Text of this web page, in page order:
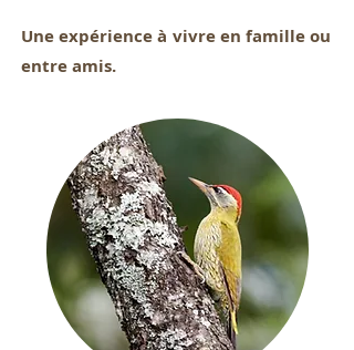
Une expérience à vivre en famille ou
entre amis.